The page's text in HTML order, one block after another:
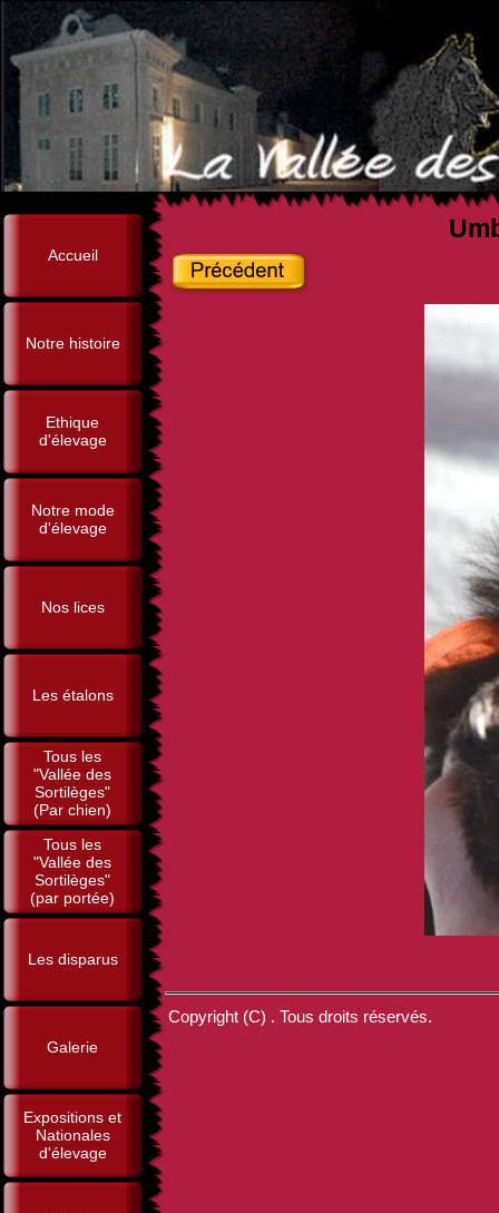
Accueil
Notre histoire
Ethique
d'élevage
Notre mode
d'élevage
Nos lices
Les étalons
Tous les
"Vallée des
Sortilèges"
(Par chien)
Tous les
"Vallée des
Sortilèges"
(par portée)
Les disparus
Galerie
Expositions et
Nationales
d'élevage
Copyright (C) . Tous droits réservés.